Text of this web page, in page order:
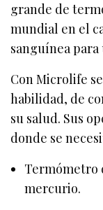
grande de
mundial en el
sanguínea para
Con Microlife
habilidad, de
su salud. Sus
donde se
Termómetro
mercurio.